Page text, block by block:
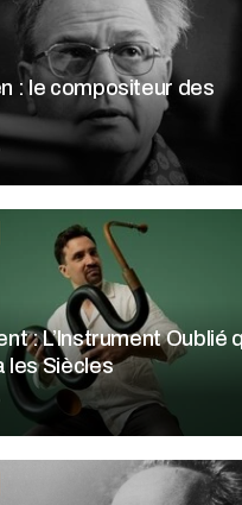
: le compositeur des
: L’Instrument Oublié
les Siècles